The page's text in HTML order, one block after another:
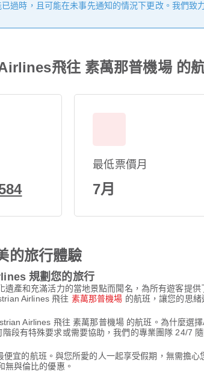
過時，且可能在未事先通知的情況下更改。我們致
飛往 素萬那普機場 的
最低票價月
7月
的旅行體驗
規劃您的旅行
遺產和充滿活力的當地景點而聞名，為所有遊客提
Airlines 飛往 素萬那普機場 的航班，讓您的思緒
Airlines 飛往 素萬那普機場 的航班。為什麼選
段有特殊要求或需要協助，我們的專業團隊 24/7
宜的航班。與您所愛的人一起享受假期，無需擔
無與倫比的優惠。